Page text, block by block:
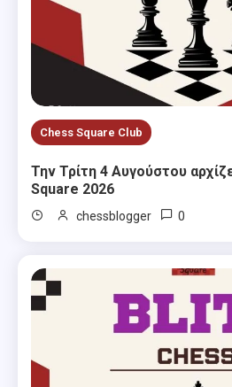
Chess Square Club
Την Τρίτη 4 Αυγούστου
Square 2026
chessblogger 0